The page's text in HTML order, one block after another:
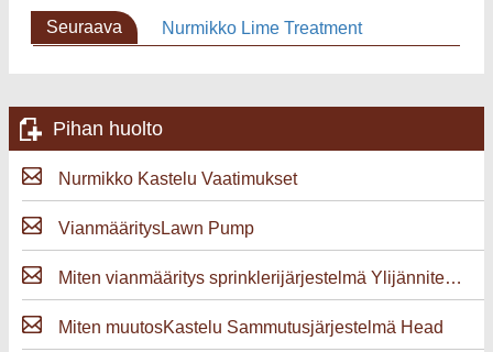
Seuraava
Nurmikko Lime Treatment
Pihan huolto
Nurmikko Kastelu Vaatimukset
VianmääritysLawn Pump
Miten vianmääritys sprinklerijärjestelmä Ylijänniteaallot
Miten muutosKastelu Sammutusjärjestelmä Head